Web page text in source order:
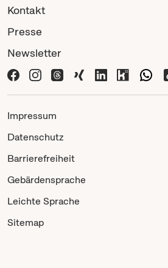
Kontakt
Presse
Newsletter
Impressum
Datenschutz
Barrierefreiheit
Gebärdensprache
Leichte Sprache
Sitemap